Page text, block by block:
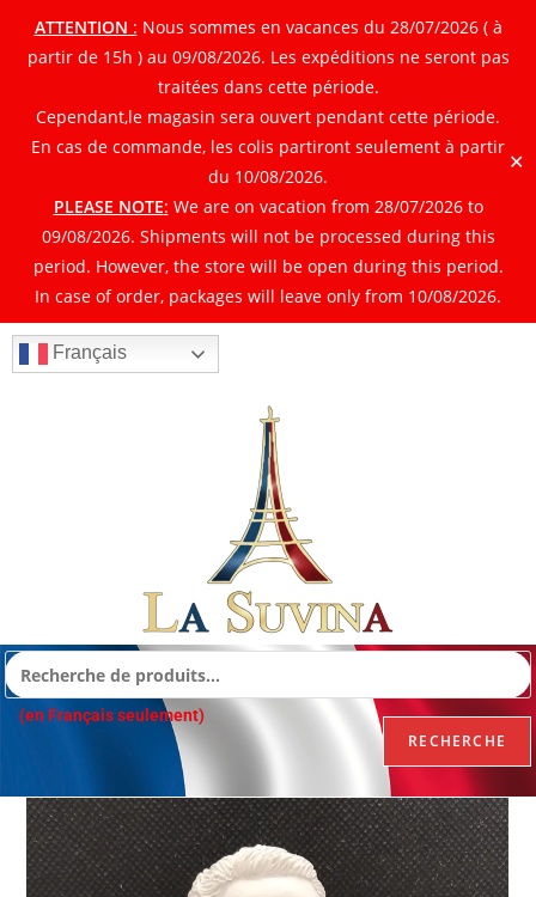
ATTENTION : Nous sommes en vacances du 28/07/2026 ( à
partir de 15h ) au 09/08/2026. Les expéditions ne seront pas
traitées dans cette période.
Cependant,le magasin sera ouvert pendant cette période.
En cas de commande, les colis partiront seulement à partir
du 10/08/2026.
PLEASE NOTE: We are on vacation from 28/07/2026 to
09/08/2026. Shipments will not be processed during this
period. However, the store will be open during this period.
In case of order, packages will leave only from 10/08/2026.
✕
Français
RECHERCHE
(en Français seulement)